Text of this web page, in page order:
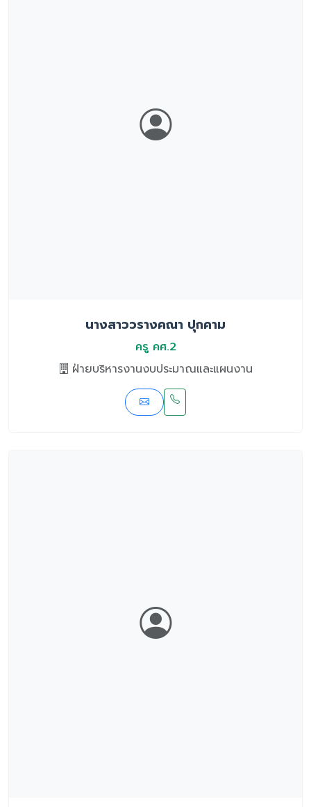
นางสาววรางคณา ปุกคาม
ครู คศ.2
ฝ่ายบริหารงานงบประมาณและแผนงาน